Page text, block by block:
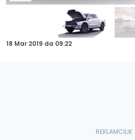
18 Mar 2019 da 09:22